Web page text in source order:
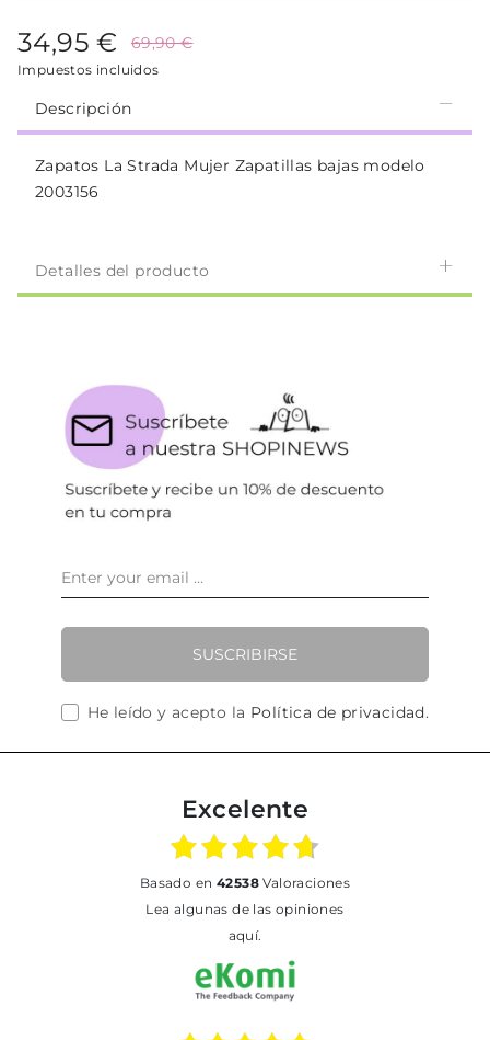
34,95 € 69,90 €
Impuestos incluidos
Descripción
Zapatos La Strada Mujer Zapatillas bajas modelo
2003156
Detalles del producto
SUSCRIBIRSE
He leído y acepto la Política de privacidad.
Excelente
basado en 42538Valoraciones
Lea algunas de las opiniones
aquí.